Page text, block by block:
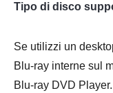
Tipo di disco
Se utilizzi un
Blu-ray interne sul
Blu-ray DVD